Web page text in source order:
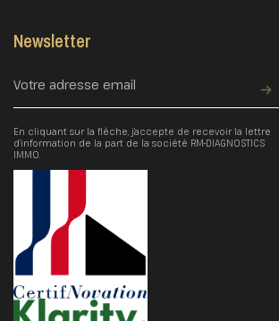
Newsletter
En cliquant sur la flèche, j’accepte de recevoir la lettre
d’information de la part de la société RM-DIAGNOSTICS
IMMO.